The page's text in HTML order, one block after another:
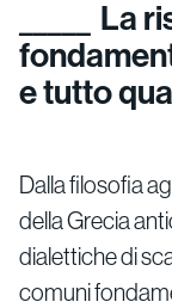
La
e tutto
Dalla filosofia
della Grecia
dialettiche di
comuni